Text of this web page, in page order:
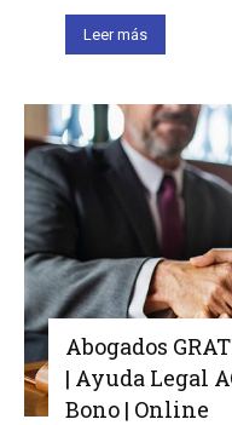
Leer más
Abogados
| Ayuda Legal
Bono | Online